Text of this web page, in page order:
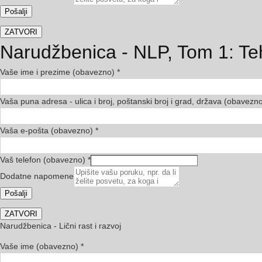
Pošalji
ZATVORI
Narudžbenica - NLP, Tom 1:
Vaše ime i prezime (obavezno) *
Vaša puna adresa - ulica i broj, poštanski broj i grad, država
Vaša e-pošta (obavezno) *
Vaš telefon (obavezno) *
Dodatne napomene
Pošalji
ZATVORI
Narudžbenica - Lični rast i razvoj
Vaše ime (obavezno) *